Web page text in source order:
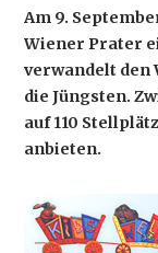
Am 9.
Wiener Prater
verwandelt
die Jüngsten.
auf 110
anbieten.